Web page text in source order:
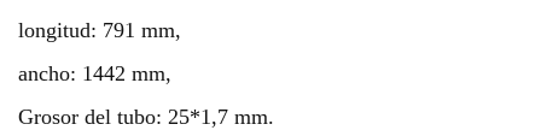
longitud: 791 mm,
ancho: 1442 mm,
Grosor del tubo: 25*1,7 mm.